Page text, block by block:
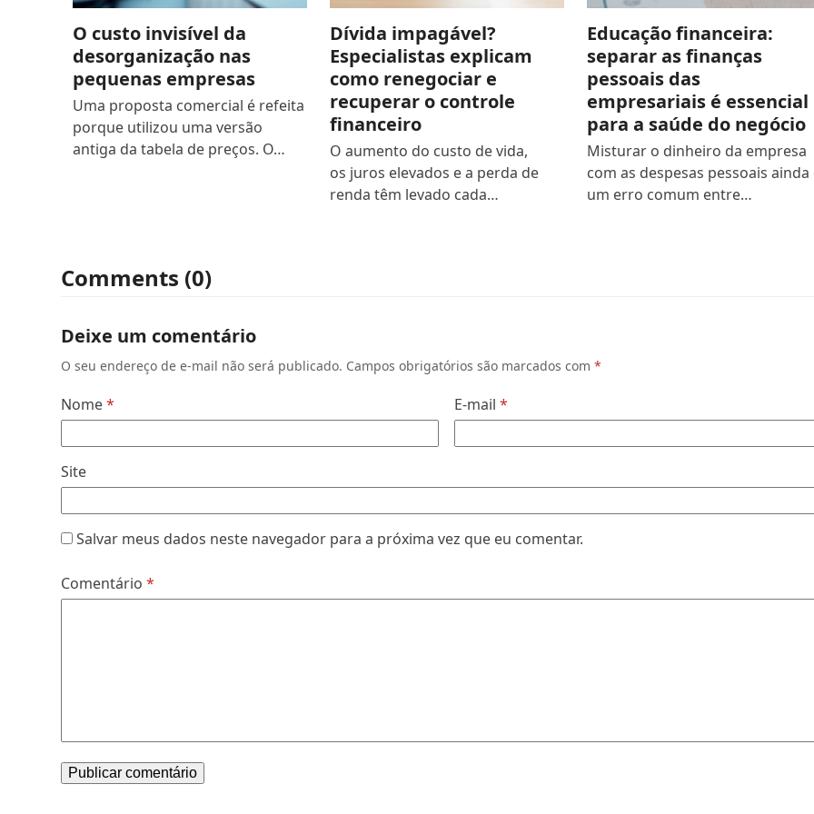
O custo invisível da
desorganização nas
pequenas empresas
Uma proposta comercial é refeita
porque utilizou uma versão
antiga da tabela de preços. O…
Dívida impagável?
Especialistas explicam
como renegociar e
recuperar o controle
financeiro
O aumento do custo de vida,
os juros elevados e a perda de
renda têm levado cada…
Educação financeira:
separar as finanças
pessoais das
empresariais é essencial
para a saúde do negócio
Misturar o dinheiro da empresa
com as despesas pessoais ainda
um erro comum entre…
Comments (0)
Deixe um comentário
O seu endereço de e-mail não será publicado. Campos obrigatórios são marcados com*
Nome* E-mail*
Site
Salvar meus dados neste navegador para a próxima vez que eu comentar.
Comentário*